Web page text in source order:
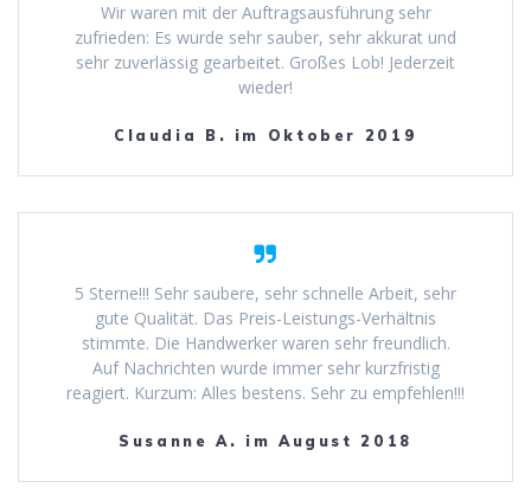
Wir waren mit der Auftragsausführung sehr
zufrieden: Es wurde sehr sauber, sehr akkurat und
sehr zuverlässig gearbeitet. Großes Lob! Jederzeit
wieder!
Claudia B. im Oktober 2019
5 Sterne!!! Sehr saubere, sehr schnelle Arbeit, sehr
gute Qualität. Das Preis-Leistungs-Verhältnis
stimmte. Die Handwerker waren sehr freundlich.
Auf Nachrichten wurde immer sehr kurzfristig
reagiert. Kurzum: Alles bestens. Sehr zu empfehlen!!!
Susanne A. im August 2018